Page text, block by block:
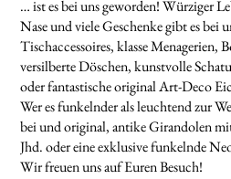
… ist es bei uns geworden! Würziger
Nase und viele Geschenke gibt es bei
Tischaccessoires, klasse Menagerien,
versilberte Döschen, kunstvolle
oder fantastische original Art-Deco
Wer es funkelnder als leuchtend zur
bei und original, antike Girandolen
Jhd. oder eine exklusive funkelnde
Wir freuen uns auf Euren Besuch!